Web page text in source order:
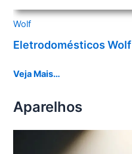
Wolf
Eletrodomésticos Wolf
Veja Mais…
Aparelhos